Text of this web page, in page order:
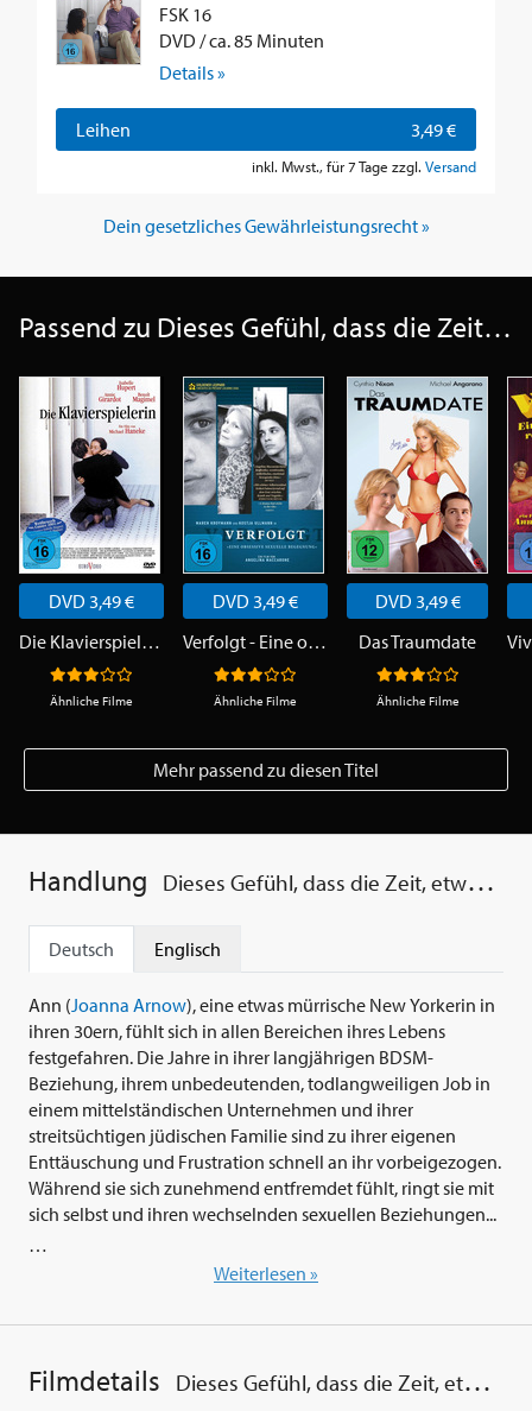
FSK 16
DVD / ca. 85 Minuten
Details »
Leihen 3,49 €
inkl. Mwst., für 7 Tage zzgl. Versand
Dein gesetzliches Gewährleistungsrecht »
Passend zu Dieses Gefühl, dass die Zeit, etwas zu tun, vorbei ist
DVD 3,49 €
Die Klavierspielerin
Ähnliche Filme
DVD 3,49 €
Verfolgt - Eine obsessive sexuelle Begegnung
Ähnliche Filme
DVD 3,49 €
Das Traumdate
Ähnliche Filme
Mehr passend zu diesen Titel
Handlung Dieses Gefühl, dass die Zeit, etwas zu tun, vorbei ist
Deutsch Englisch
Ann (Joanna Arnow), eine etwas mürrische New Yorkerin in
ihren 30ern, fühlt sich in allen Bereichen ihres Lebens
festgefahren. Die Jahre in ihrer langjährigen BDSM-
Beziehung, ihrem unbedeutenden, todlangweiligen Job in
einem mittelständischen Unternehmen und ihrer
streitsüchtigen jüdischen Familie sind zu ihrer eigenen
Enttäuschung und Frustration schnell an ihr vorbeigezogen.
Während sie sich zunehmend entfremdet fühlt, ringt sie mit
sich selbst und ihren wechselnden sexuellen Beziehungen...
Die junge FilmemacherinJoanna Arnow
vorbei ist' (2023), bei dem sie neben Regie, Drehbuch und
der mutigsten und kreativsten jungen Stimmen des
amerikanischen Indie-Kinos ist, deren Arbeit bereits mit den
Weiterlesen »
Filmdetails Dieses Gefühl, dass die Zeit, etwas zu tun, vorbei ist